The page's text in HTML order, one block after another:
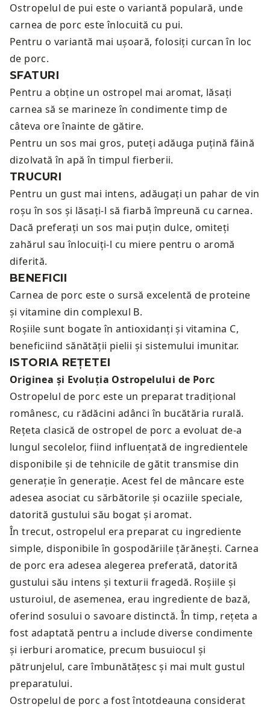
Ostropelul de pui este o variantă populară, unde
carnea de porc este înlocuită cu pui.
Pentru o variantă mai ușoară, folosiți curcan în loc
de porc.
SFATURI
Pentru a obține un ostropel mai aromat, lăsați
carnea să se marineze în condimente timp de
câteva ore înainte de gătire.
Pentru un sos mai gros, puteți adăuga puțină făină
dizolvată în apă în timpul fierberii.
TRUCURI
Pentru un gust mai intens, adăugați un pahar de vin
roșu în sos și lăsați-l să fiarbă împreună cu carnea.
Dacă preferați un sos mai puțin dulce, omiteți
zahărul sau înlocuiți-l cu miere pentru o aromă
diferită.
BENEFICII
Carnea de porc este o sursă excelentă de proteine
și vitamine din complexul B.
Roșiile sunt bogate în antioxidanți și vitamina C,
beneficiind sănătății pielii și sistemului imunitar.
ISTORIA REȚETEI
Originea și Evoluția Ostropelului de Porc
Ostropelul de porc este un preparat tradițional
românesc, cu rădăcini adânci în bucătăria rurală.
Rețeta clasică de ostropel de porc a evoluat de-a
lungul secolelor, fiind influențată de ingredientele
disponibile și de tehnicile de gătit transmise din
generație în generație. Acest fel de mâncare este
adesea asociat cu sărbătorile și ocaziile speciale,
datorită gustului său bogat și aromat.
În trecut, ostropelul era preparat cu ingrediente
simple, disponibile în gospodăriile țărănești. Carnea
de porc era adesea alegerea preferată, datorită
gustului său intens și texturii fragedă. Roșiile și
usturoiul, de asemenea, erau ingrediente de bază,
oferind sosului o savoare distinctă. În timp, rețeta a
fost adaptată pentru a include diverse condimente
și ierburi aromatice, precum busuiocul și
pătrunjelul, care îmbunătățesc și mai mult gustul
preparatului.
Ostropelul de porc a fost întotdeauna considerat